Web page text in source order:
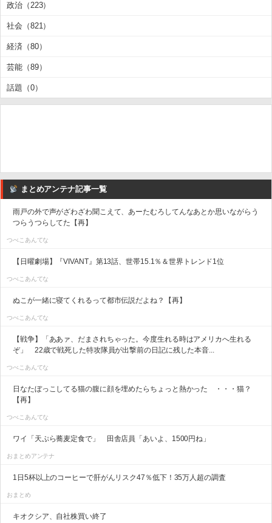
政治（223）
社会（821）
経済（80）
芸能（89）
話題（0）
まとめアンテナ記事一覧
雨戸の外で声がざわざわ聞こえて、あーたむろしてんなあとか思いながらう
つらうつらしてた【再】
つべこあんてな
【日曜劇場】『VIVANT』第13話、世帯15.1％＆世界トレンド1位
つべこあんてな
ぬこが一緒に寝てくれるって都市伝説だよね？【再】
つべこあんてな
【戦争】「ああァ、だまされちゃった。今度生れる時はアメリカへ生れる
ぞ」 22歳で戦死した特攻隊員が出撃前の日記に残した本音...
つべこあんてな
日なたぼっこしてる猫の腹に顔を埋めたらちょっと熱かった ・・・猫？
【再】
つべこあんてな
ワイ「天ぷら蕎麦定食で」 田舎店員「あいよ、1500円ね」
おまとめアンテナ
1日5杯以上のコーヒーで肝がんリスク47％低下！35万人超の調査
おまとめ
キオクシア、自社株買い終了